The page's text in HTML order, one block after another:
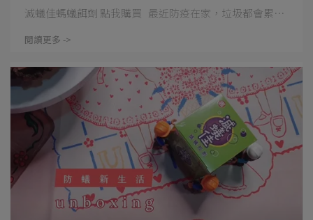
滅蟻佳螞蟻餌劑 點我購買 最近防疫在家，垃圾都會累⋯
閱讀更多 ->